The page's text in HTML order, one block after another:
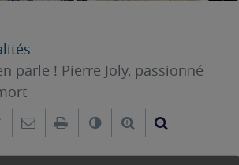
parle ! Pierre Joly, passionné
sur Facebook
Partager sur Twitter
Envoyer par e-mail
ImprimerChanger leAgrandir le